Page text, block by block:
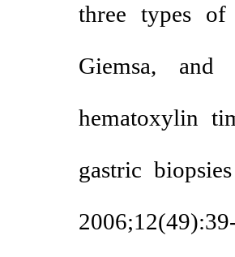
three types of
Giemsa,
hematoxylin
gastric